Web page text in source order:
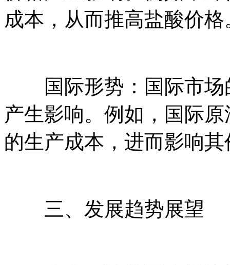
成本，从而推高盐酸价格
国际形势：国际市场
产生影响。例如，国际
的生产成本，进而影响其
三、发展趋势展望